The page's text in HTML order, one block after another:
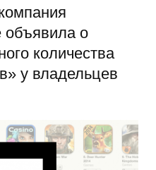
объявила о
количества
у владельцев